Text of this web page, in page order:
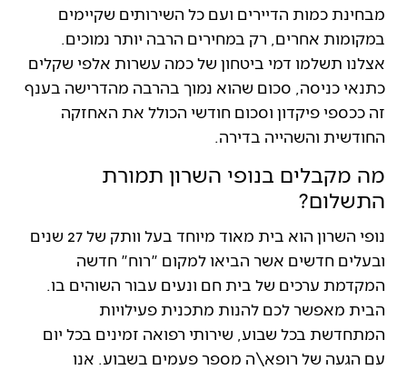
מבחינת כמות הדיירים ועם כל השירותים שקיימים
במקומות אחרים, רק במחירים הרבה יותר נמוכים.
אצלנו תשלמו דמי ביטחון של כמה עשרות אלפי שקלים
כתנאי כניסה, סכום שהוא נמוך בהרבה מהדרישה בענף
זה ככספי פיקדון וסכום חודשי הכולל את האחזקה
החודשית והשהייה בדירה.
מה מקבלים בנופי השרון תמורת
התשלום?
נופי השרון הוא בית מאוד מיוחד בעל וותק של 27 שנים
ובעלים חדשים אשר הביאו למקום "רוח" חדשה
המקדמת ערכים של בית חם ונעים עבור השוהים בו.
הבית מאפשר לכם להנות מתכנית פעילויות
המתחדשת בכל שבוע, שירותי רפואה זמינים בכל יום
עם הגעה של רופא\ה מספר פעמים בשבוע. אנו